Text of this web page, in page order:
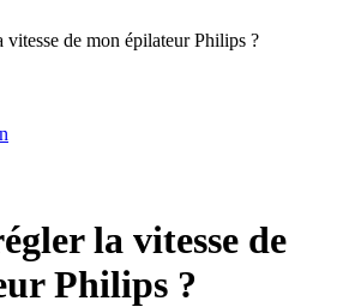
vitesse de mon épilateur Philips ?
la vitesse de
Philips ?